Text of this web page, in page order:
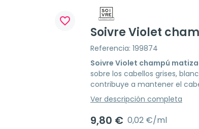
favorite_border
Soivre Violet
Referencia: 199874
Soivre Violet champú
sobre los cabellos grises,
contribuye a mantener el
Ver descripción completa
9,80 € 0,02 €/ml